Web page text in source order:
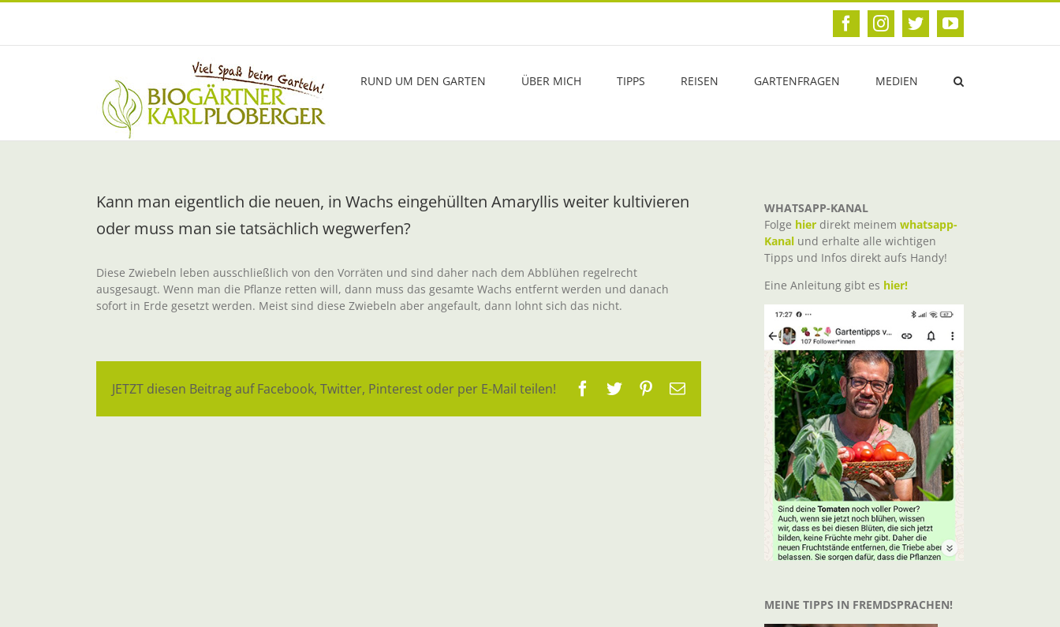
Zum
FacebookInstagram
TwitterYouTube
RUND UM DEN GARTEN ÜBER MICH TIPPS REISEN GARTENFRAGEN MEDIEN
Kann man eigentlich die neuen, in Wachs eingehüllten Amaryllis weiter kultivieren
oder muss man sie tatsächlich wegwerfen?
Diese Zwiebeln leben ausschließlich von den Vorräten und sind daher nach dem Abblühen regelrecht
ausgesaugt. Wenn man die Pflanze retten will, dann muss das gesamte Wachs entfernt werden und danach
sofort in Erde gesetzt werden. Meist sind diese Zwiebeln aber angefault, dann lohnt sich das nicht.
JETZT diesen Beitrag auf Facebook, Twitter, Pinterest oder per E-Mail teilen! Facebook
TwitterPinterest
E-
WHATSAPP-KANAL
Folge hier direkt meinem whatsapp-
Kanal und erhalte alle wichtigen
Tipps und Infos direkt aufs Handy!
Eine Anleitung gibt es hier!
MEINE TIPPS IN FREMDSPRACHEN!